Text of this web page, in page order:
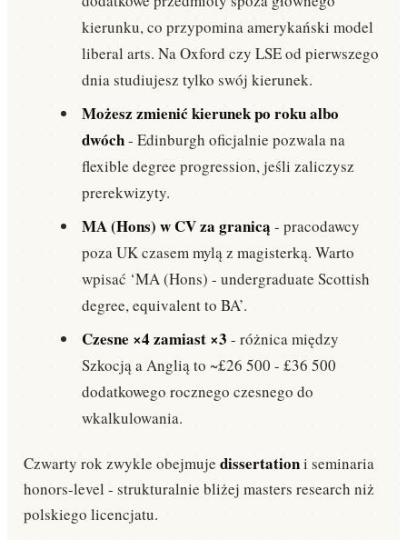
kierunku, co przypomina amerykański model
liberal arts. Na Oxford czy LSE od pierwszego
dnia studiujesz tylko swój kierunek.
Możesz zmienić kierunek po roku albo
dwóch- Edinburgh oficjalnie pozwala na
flexible degree progression, jeśli zaliczysz
prerekwizyty.
MA (Hons) w CV za granicą - pracodawcy
poza UK czasem mylą z magisterką. Warto
wpisać ‘MA (Hons) - undergraduate Scottish
degree, equivalent to BA’.
Czesne ×4 zamiast ×3 - różnica między
Szkocją a Anglią to ~£26 500 - £36 500
dodatkowego rocznego czesnego do
wkalkulowania.
Czwarty rok zwykle obejmuje dissertationi seminaria
honors-level - strukturalnie bliżej masters research niż
polskiego licencjatu.